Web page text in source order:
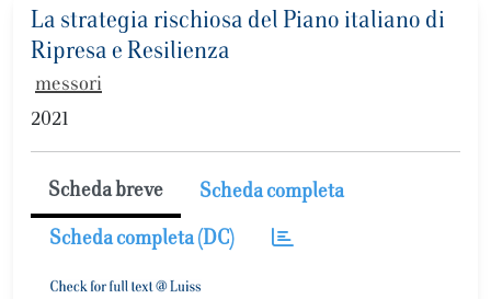
La strategia rischiosa del Piano italiano di
Ripresa e Resilienza
messori
2021
Scheda breve Scheda completa
Scheda completa (DC)